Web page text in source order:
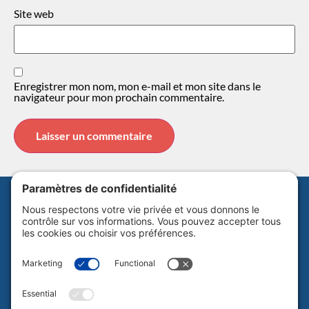
Site web
Enregistrer mon nom, mon e-mail et mon site dans le
navigateur pour mon prochain commentaire.